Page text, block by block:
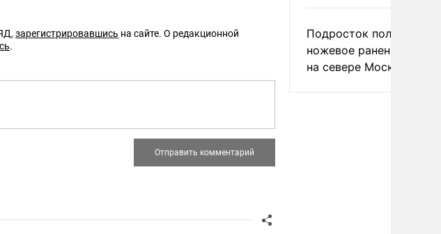
зарегистрировавшись на сайте. О редакционной
.
Подросток получил
ножевое ранение в
на севере Москвы